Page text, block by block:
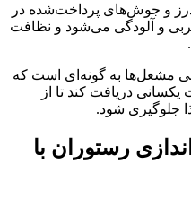
و جوش‌های پرداخت‌شده در
و آلودگی می‌شود و نظافت
مشعل‌ها به گونه‌ای است که
دریافت کند تا از
جلوگیری شود.
رستوران با